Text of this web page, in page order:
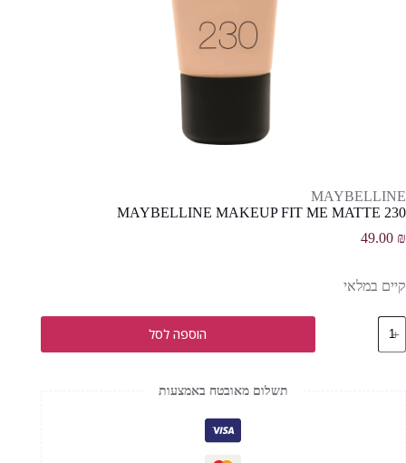
MAYBELLINE
MAYBELLINE MAKEUP FIT ME MATTE 230
49.00 ₪
קיים במלאי
כמות
של
MAYBELLINE
הוספה לסל
תשלום מאובטח באמצעות